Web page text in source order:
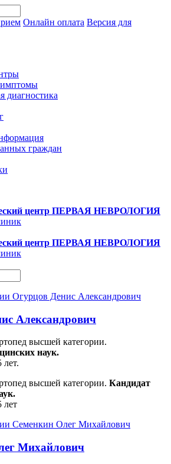
Онлайн оплата Версия для
диагностика
граждан
центр ПЕРВАЯ НЕВРОЛОГИЯ
центр ПЕРВАЯ НЕВРОЛОГИЯ
Александрович
высшей категории.
наук.
высшей категории. Кандидат
лет
Михайлович